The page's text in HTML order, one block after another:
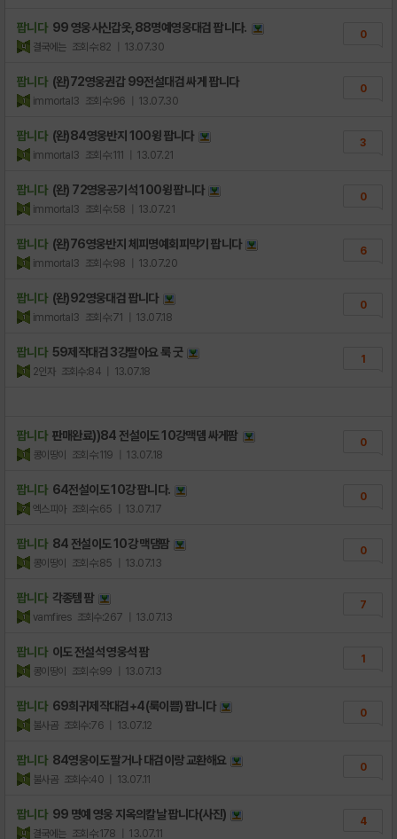
팝니다 99 영웅사신갑옷,88명예영웅대검 팝니다.
결국에는 조회수:82 | 13.07.30
0
팝니다 (완)72영웅권갑 99전설대검 싸게 팝니다
immortal3 조회수:96 | 13.07.30
0
팝니다 (완)84영웅반지 100윙 팝니다
immortal3 조회수:111 | 13.07.21
3
팝니다 (완) 72영웅공기석 100윙 팝니다
immortal3 조회수:58 | 13.07.21
0
팝니다 (완)76영웅반지 체피명예회피막기 팝니다
immortal3 조회수:98 | 13.07.20
6
팝니다 (완)92영웅대검 팝니다
immortal3 조회수:71 | 13.07.18
0
팝니다 59제작대검 3강팔아요 룩 굿
2인자 조회수:84 | 13.07.18
1
팝니다 판매완료))84 전설이도 10강맥뎀 싸게팜
콩이땅이 조회수:119 | 13.07.18
0
팝니다 64전설이도 10강 팝니다.
엑스피아 조회수:65 | 13.07.17
0
팝니다 84 전설이도 10강 맥댐팜
콩이땅이 조회수:85 | 13.07.13
0
팝니다 각종템 팜
vamfires 조회수:267 | 13.07.13
7
팝니다 이도 전설석 영웅석 팜
콩이땅이 조회수:99 | 13.07.13
1
팝니다 69희귀제작대검+4(룩이쁨) 팝니다
불사곰 조회수:76 | 13.07.12
0
팝니다 84영웅이도 팔거나 대검이랑 교환해요
불사곰 조회수:40 | 13.07.11
0
팝니다 99 명예 영웅 지옥의칼날 팝니다(사진)
결국에는 조회수:178 | 13.07.11
4